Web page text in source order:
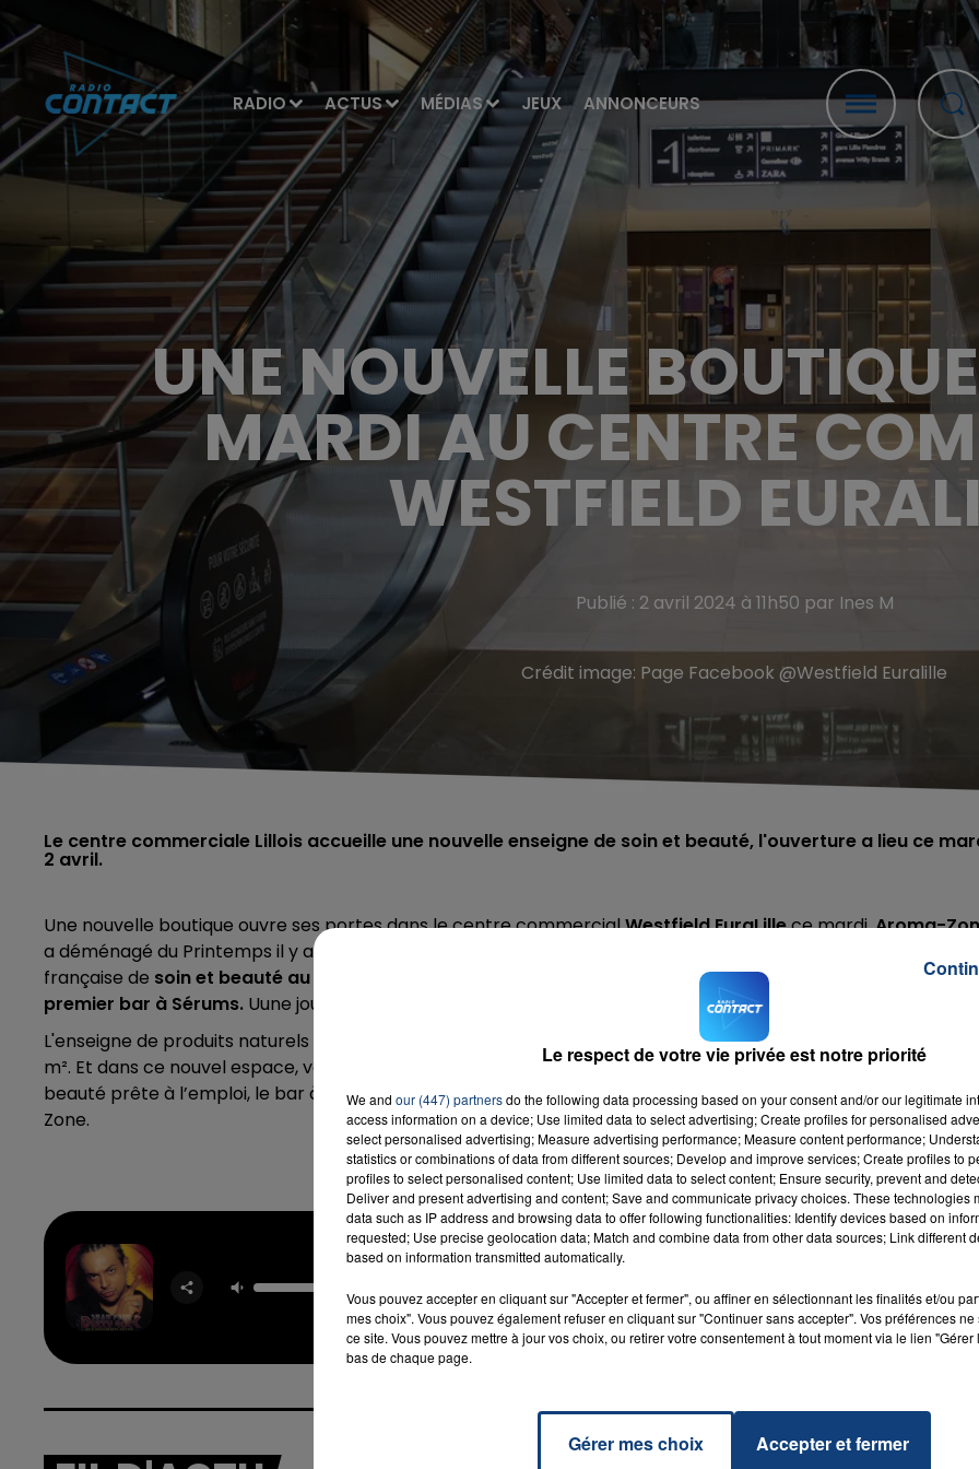
RADIO ACTUS MÉDIAS JEUX ANNONCEURS
UNE NOUVELLE
MARDI AU CENTRE
WESTFIELD
Publié : 2 avril 2024 à 11h50 par Ines M
Crédit image: Page Facebook @Westfield Euralille
Le centre commerciale Lillois accueille une nouvelle enseigne de soin et beauté, l'ouverture a lieu ce
2 avril.
Une nouvelle boutique ouvre ses portes dans le centre commercialWestfield EuraLillece mardi.Aroma-
a déménagé du Printemps il y a quelques semaines pour s'installer quelques kilomètres plus loin. La marque
française de soin et beauté au naturel , inaugure ce mardi sa nouvelle boutique Lilloise ainsi que son t
out
premier bar à Sérums. Uune journée "Portes Ouvertes" jusqu'à 18h.
L'enseigne de produits naturels prend place au premier étage du centre commercial dans un espace de 265
m². Et dans ce nouvel espace, vous retrouverez les
différents universd’Aroma-Zone : la beauté brute, la
beauté prête à l’emploi, le bar à vrac, la maison nature, l’aromathérapie, la nutrition, la bibliothèque Aroma-
Zone.
I'm Still In Love
In Love With You
SEAN PAUL
Le respect de votre vie privée est notre priorité
We and our (447) partnersdo the following data processing based on your consent and/or our legitimate
access information on a device; Use limited data to select advertising; Create profiles for personalised
select personalised advertising; Measure advertising performance; Measure content performance;
statistics or combinations of data from different sources; Develop and improve services; Create profiles to
profiles to select personalised content; Use limited data to select content; Ensure security, prevent and
Deliver and present advertising and content; Save and communicate privacy choices. These technologies
data such as IP address and browsing data to offer following functionalities: Identify devices based on
requested; Use precise geolocation data; Match and combine data from other data sources; Link different
based on information transmitted automatically.
Vous pouvez accepter en cliquant sur "Accepter et fermer", ou affiner en sélectionnant les finalités et/ou
mes choix". Vous pouvez également refuser en cliquant sur "Continuer sans accepter". Vos préférences
ce site. Vous pouvez mettre à jour vos choix, ou retirer votre consentement à tout moment via le lien
bas de chaque page.
Gérer mes choix Accepter et fermer